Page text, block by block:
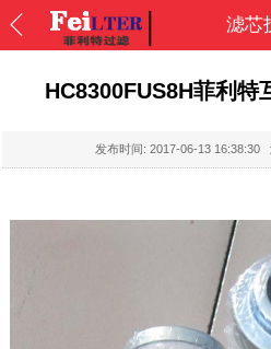
滤芯
HC8300FUS8H菲利特
发布时间: 2017-06-13 16:38:30